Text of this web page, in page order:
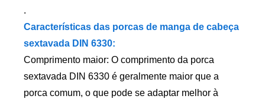
.
Características das porcas de manga de cabeça
sextavada DIN 6330:
Comprimento maior: O comprimento da porca
sextavada DIN 6330 é geralmente maior que a
porca comum, o que pode se adaptar melhor à